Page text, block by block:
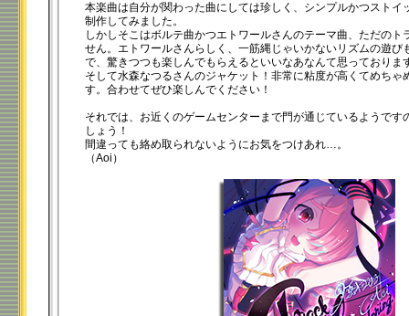
本楽曲は自分が関わった曲にしては珍しく、シンプルかつストイ
制作してみました。
しかしそこはボルテ曲かつエトワールさんのテーマ曲、ただのト
せん。エトワールさんらしく、一筋縄じゃいかないリズムの遊び
で、驚きつつも楽しんでもらえるといいなあなんて思っておりま
そして水森なつるさんのジャケット！非常に粘度が高くてめちゃ
す。合わせてぜひ楽しんでください！
それでは、お近くのゲームセンターまで門が通じているようです
しょう！
間違っても絡め取られないようにお気をつけあれ…。
（Aoi）